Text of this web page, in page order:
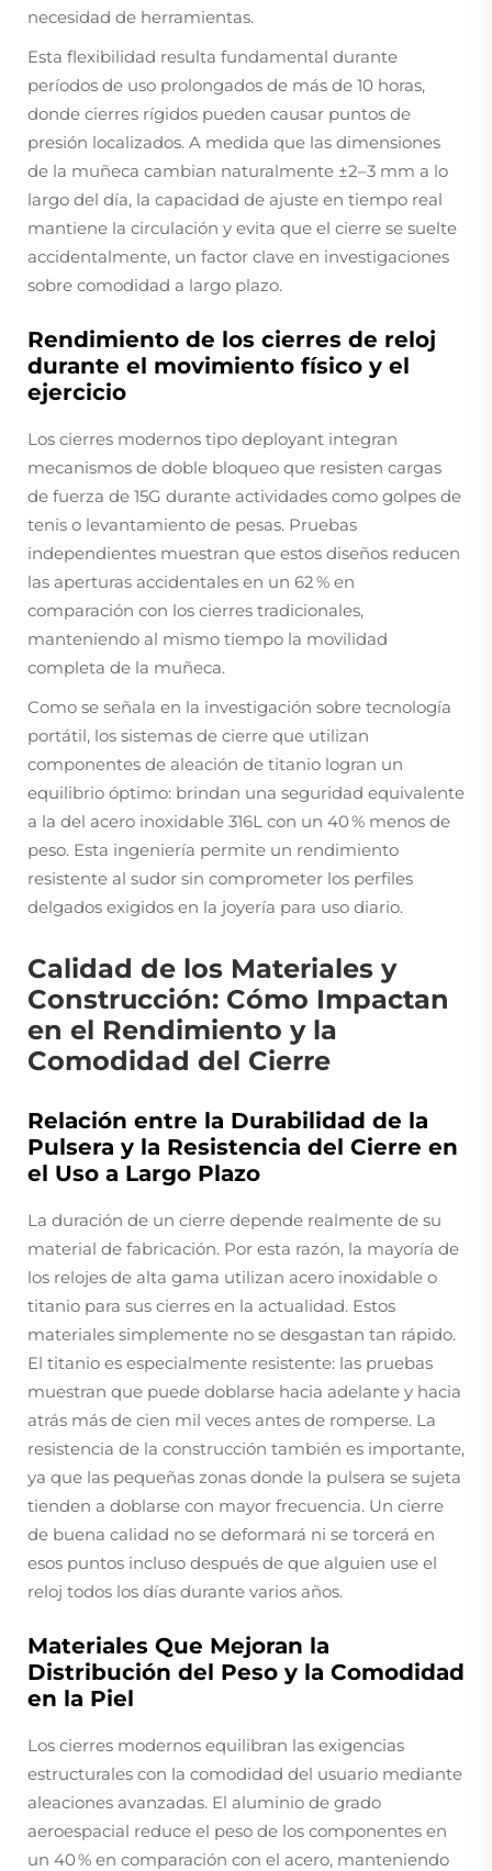
necesidad de herramientas.
Esta flexibilidad resulta fundamental durante
períodos de uso prolongados de más de 10 horas,
donde cierres rígidos pueden causar puntos de
presión localizados. A medida que las dimensiones
de la muñeca cambian naturalmente ±2–3 mm a lo
largo del día, la capacidad de ajuste en tiempo real
mantiene la circulación y evita que el cierre se suelte
accidentalmente, un factor clave en investigaciones
sobre comodidad a largo plazo.
Rendimiento de los cierres de reloj
durante el movimiento físico y el
ejercicio
Los cierres modernos tipo deployant integran
mecanismos de doble bloqueo que resisten cargas
de fuerza de 15G durante actividades como golpes de
tenis o levantamiento de pesas. Pruebas
independientes muestran que estos diseños reducen
las aperturas accidentales en un 62 % en
comparación con los cierres tradicionales,
manteniendo al mismo tiempo la movilidad
completa de la muñeca.
Como se señala en la investigación sobre tecnología
portátil, los sistemas de cierre que utilizan
componentes de aleación de titanio logran un
equilibrio óptimo: brindan una seguridad equivalente
a la del acero inoxidable 316L con un 40 % menos de
peso. Esta ingeniería permite un rendimiento
resistente al sudor sin comprometer los perfiles
delgados exigidos en la joyería para uso diario.
Calidad de los Materiales y
Construcción: Cómo Impactan
en el Rendimiento y la
Comodidad del Cierre
Relación entre la Durabilidad de la
Pulsera y la Resistencia del Cierre en
el Uso a Largo Plazo
La duración de un cierre depende realmente de su
material de fabricación. Por esta razón, la mayoría de
los relojes de alta gama utilizan acero inoxidable o
titanio para sus cierres en la actualidad. Estos
materiales simplemente no se desgastan tan rápido.
El titanio es especialmente resistente: las pruebas
muestran que puede doblarse hacia adelante y hacia
atrás más de cien mil veces antes de romperse. La
resistencia de la construcción también es importante,
ya que las pequeñas zonas donde la pulsera se sujeta
tienden a doblarse con mayor frecuencia. Un cierre
de buena calidad no se deformará ni se torcerá en
esos puntos incluso después de que alguien use el
reloj todos los días durante varios años.
Materiales Que Mejoran la
Distribución del Peso y la Comodidad
en la Piel
Los cierres modernos equilibran las exigencias
estructurales con la comodidad del usuario mediante
aleaciones avanzadas. El aluminio de grado
aeroespacial reduce el peso de los componentes en
un 40 % en comparación con el acero, manteniendo